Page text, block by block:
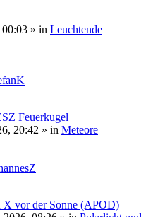
00:03 » in Leuchtende
Feuerkugel
20:42 » in Meteore
X vor der Sonne (APOD)